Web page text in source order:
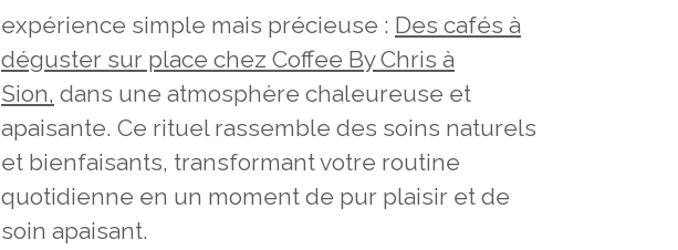
expérience simple mais précieuse : Des cafés à
déguster sur place chez Coffee By Chris à
Sion, dans une atmosphère chaleureuse et
apaisante. Ce rituel rassemble des soins naturels
et bienfaisants, transformant votre routine
quotidienne en un moment de pur plaisir et de
soin apaisant.